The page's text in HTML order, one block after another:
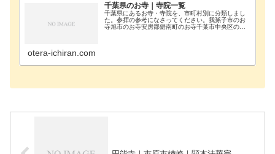
千葉県のお寺｜寺院一覧
千葉県にあるお寺・寺院を、市町村別に分類しまし
た。参拝の参考になさってください。我孫子市のお
寺旭市のお寺安房郡鋸南町のお寺千葉市中央区のお
otera-ichiran.com